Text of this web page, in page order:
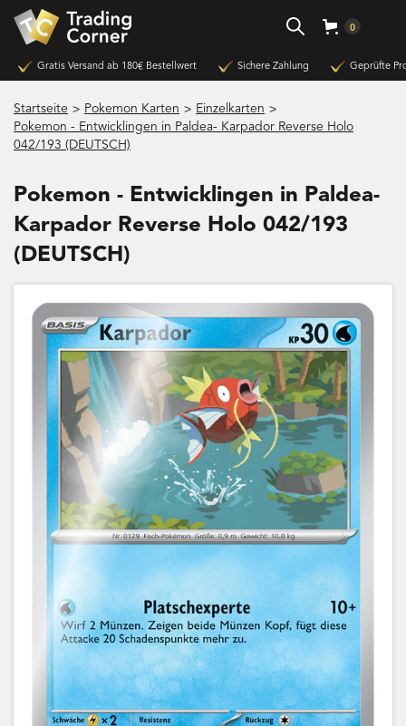
0
Gratis Versand ab 180€ Bestellwert Sichere Zahlung Geprüfte
Startseite > Pokemon Karten > Einzelkarten >
Pokemon - Entwicklingen in Paldea- Karpador Reverse Holo
042/193 (DEUTSCH)
Pokemon - Entwicklingen in Paldea-
Karpador Reverse Holo 042/193
(DEUTSCH)